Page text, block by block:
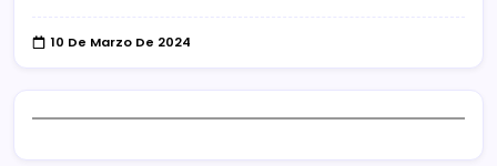
10 De Marzo De 2024